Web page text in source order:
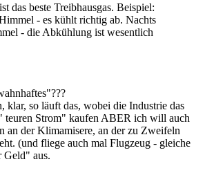
das beste Treibhausgas. Beispiel:
- es kühlt richtig ab. Nachts
- die Abkühlung ist wesentlich
klar, so läuft das, wobei die Industrie das
teuren Strom" kaufen ABER ich will auch
an der Klimamisere, an der zu Zweifeln
(und fliege auch mal Flugzeug - gleiche
Geld" aus.